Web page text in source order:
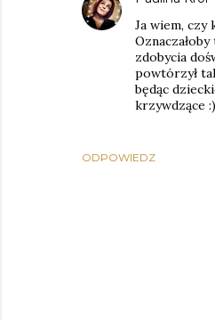
ODPOWIEDZ
Ja wiem, czy
zdobycia
powtórzył
będąc
krzywdzące :)